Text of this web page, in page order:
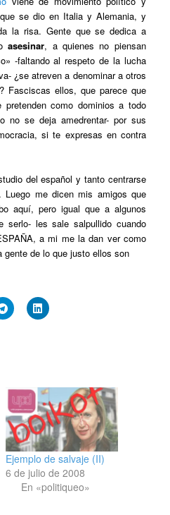
se dio en Italia y Alemania, y
la risa. Gente que se dedica a
asesinar, a quienes no piensan
-faltando al respeto de la lucha
¿se atreven a denominar a otros
Fasciscas ellos, que parece que
como dominios a todo
no se deja amedrentar- por sus
si te expresas en contra
del español y tanto centrarse
me dicen mis amigos que
aquí, pero igual que a algunos
serlo- les sale salpullido cuando
a mi me la dan ver como
de lo que justo ellos son
Ejemplo de salvaje (II)
6 de julio de 2008
En «politiqueo»